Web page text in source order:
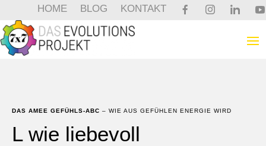
HOME BLOG KONTAKT
DAS AMEE GEFÜHLS-ABC – WIE AUS GEFÜHLEN ENERGIE WIRD
L wie liebevoll